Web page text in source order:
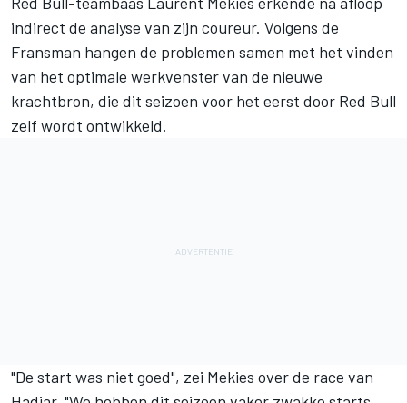
indirect de analyse van zijn coureur. Volgens de
Fransman hangen de problemen samen met het vinden
van het optimale werkvenster van de nieuwe
krachtbron, die dit seizoen voor het eerst door Red Bull
zelf wordt ontwikkeld.
"De start was niet goed", zei Mekies over de race van